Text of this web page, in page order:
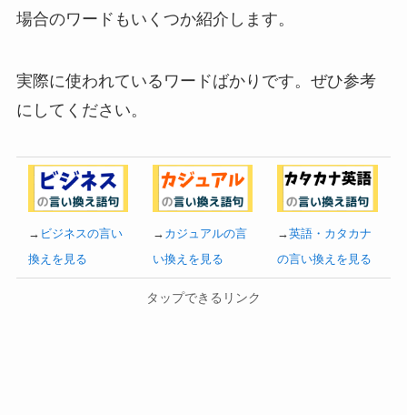
場合のワードもいくつか紹介します。
実際に使われているワードばかりです。ぜひ参考
にしてください。
→ ビジネスの言い
換えを見る
→ カジュアルの言
い換えを見る
→英語・カタカナ
の言い換えを見る
タップできるリンク